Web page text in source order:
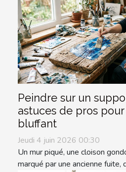
Peindre sur un
astuces de pros
bluffant
Jeudi 4 juin 2026 00:30
Un mur piqué, une cloison
marqué par une ancienne fuite,